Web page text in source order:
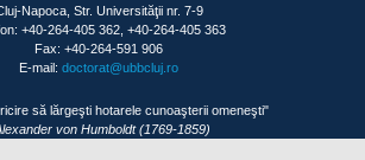
Napoca, Str. Universităţii nr. 7-9
+40-264-405 362, +40-264-405 363
Fax: +40-264-591 906
E-mail: doctorat@ubbcluj.ro
să lărgeşti hotarele cunoaşterii omeneşti"
von Humboldt (1769-1859)